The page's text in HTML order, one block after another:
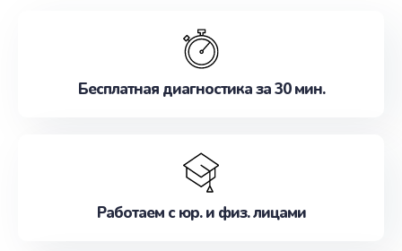
наилучшим образом. Не медлите записаться на
Бесплатная диагностика за 30 мин.
Работаем с юр. и физ. лицами